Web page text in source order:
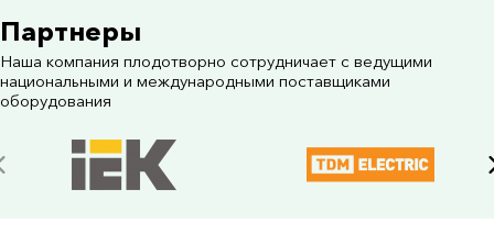
Партнеры
Наша компания плодотворно сотрудничает с ведущими
национальными и международными поставщиками
оборудования